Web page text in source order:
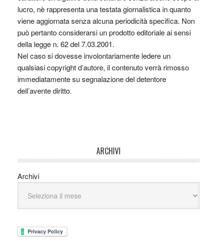
lucro, nè rappresenta una testata giornalistica in quanto
viene aggiornata senza alcuna periodicità specifica. Non
può pertanto considerarsi un prodotto editoriale ai sensi
della legge n. 62 del 7.03.2001.
Nel caso si dovesse involontariamente ledere un
qualsiasi copyright d’autore, il contenuto verrà rimosso
immediatamente su segnalazione del detentore
dell’avente diritto.
ARCHIVI
Archivi